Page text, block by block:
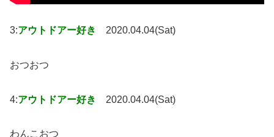
3:アウトドアー好き 2020.04.04(Sat)
おつおつ
4:アウトドアー好き 2020.04.04(Sat)
わんこおつ